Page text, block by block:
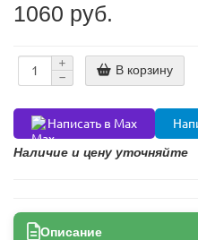
1060 руб.
В корзину
Написать в Max
Наличие и цену уточняйте
Описание